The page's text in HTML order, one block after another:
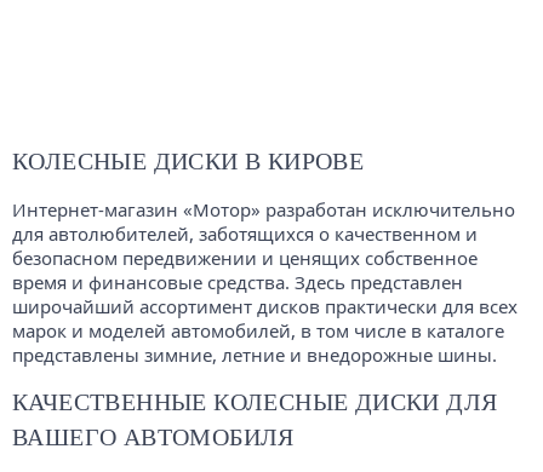
КОЛЕСНЫЕ ДИСКИ В КИРОВЕ
Интернет-магазин «Мотор» разработан исключительно
для автолюбителей, заботящихся о качественном и
безопасном передвижении и ценящих собственное
время и финансовые средства. Здесь представлен
широчайший ассортимент дисков практически для всех
марок и моделей автомобилей, в том числе в каталоге
представлены зимние, летние и внедорожные шины.
КАЧЕСТВЕННЫЕ КОЛЕСНЫЕ ДИСКИ ДЛЯ
ВАШЕГО АВТОМОБИЛЯ